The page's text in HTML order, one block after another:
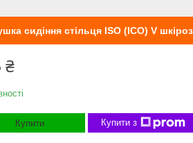
сидіння стільця ISO (ІСО) V
₴
Купити Купити з